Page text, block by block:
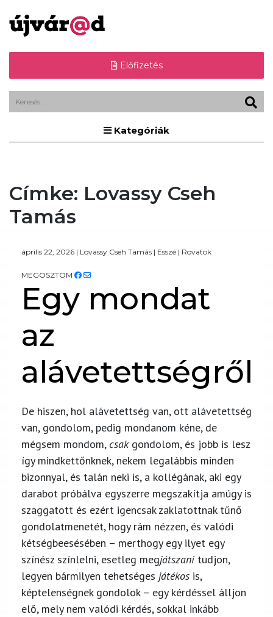
Előfizetés
Kategóriák
Címke: Lovassy Cseh
Tamás
április 22, 2026 | Lovassy Cseh Tamás | Esszé | Rovatok
MEGOSZTOM
Egy mondat
az
alávetettségről
De hiszen, hol alávetettség van, ott alávetettség
van, gondolom, pedig mondanom kéne, de
mégsem mondom, csakgondolom, és jobb is lesz
így mindkettőnknek, nekem legalábbis minden
bizonnyal, és talán neki is, a kollégának, aki egy
darabot próbálva egyszerre megszakítja amúgy is
szaggatott és ezért igencsak zaklatottnak tűnő
gondolatmenetét, hogy rám nézzen, és valódi
kétségbeesésében – merthogy egy ilyet egy
színész színlelni, esetleg megjátszani tudjon,
legyen bármilyen tehetséges játékos is,
képtelenségnek gondolok – egy kérdéssel álljon
elő, mely nem valódi kérdés, sokkal inkább